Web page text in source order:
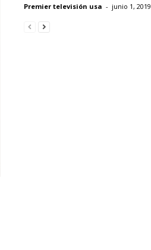
Premier televisión usa - junio 1, 2019